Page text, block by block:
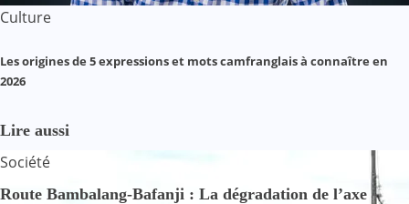
Culture
Les origines de 5 expressions et mots camfranglais à connaître en
2026
Lire aussi
Société
Route Bambalang-Bafanji : La dégradation de l’axe